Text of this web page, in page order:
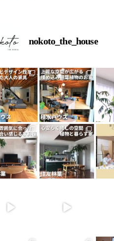
nokoto_the_house